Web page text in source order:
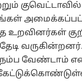
வேண்டாம்